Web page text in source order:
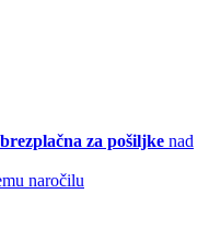
za pošiljke nad
naročilu